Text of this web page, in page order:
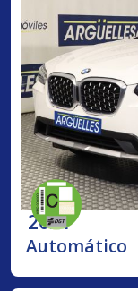
2021
Automático